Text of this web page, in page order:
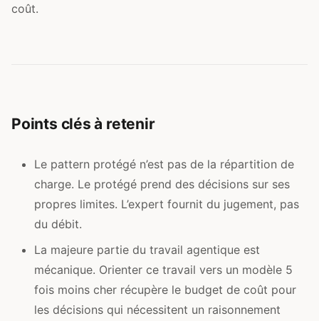
coût.
Points clés à retenir
Le pattern protégé n’est pas de la répartition de
charge. Le protégé prend des décisions sur ses
propres limites. L’expert fournit du jugement, pas
du débit.
La majeure partie du travail agentique est
mécanique. Orienter ce travail vers un modèle 5
fois moins cher récupère le budget de coût pour
les décisions qui nécessitent un raisonnement